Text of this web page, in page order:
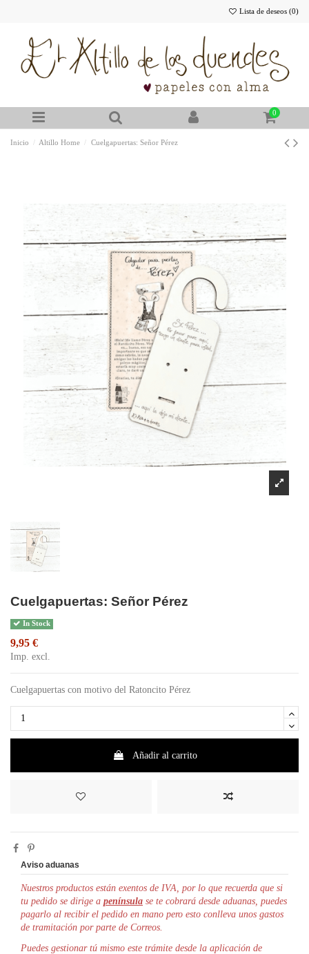
Lista de deseos (0)
0
Inicio Altillo Home Cuelgapuertas: Señor Pérez
Cuelgapuertas: Señor Pérez
In Stock
9,95 €
Imp. excl.
Cuelgapuertas con motivo del Ratoncito Pérez
Añadir al carrito
Aviso aduanas
Nuestros productos están exentos de IVA, por lo que recuerda que si
tu pedido se dirige a península se te cobrará desde aduanas, puedes
pagarlo al recibir el pedido en mano pero esto conlleva unos gastos
de tramitación por parte de Correos.
Puedes gestionar tú mismo este trámite desde la aplicación de